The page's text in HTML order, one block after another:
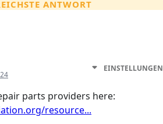
ANTWORT
EINSTELLUNGEN
parts providers here:
resource...